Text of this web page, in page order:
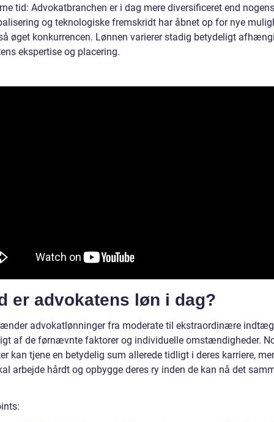
tid: Advokatbranchen er i dag mere diversificeret end
og teknologiske fremskridt har åbnet op for nye
øget konkurrencen. Lønnen varierer stadig betydeligt
ekspertise og placering.
er advokatens løn i dag?
advokatlønninger fra moderate til ekstraordinære
af de førnævnte faktorer og individuelle omstændigheder.
kan tjene en betydelig sum allerede tidligt i deres karriere,
arbejde hårdt og opbygge deres ry inden de kan nå det